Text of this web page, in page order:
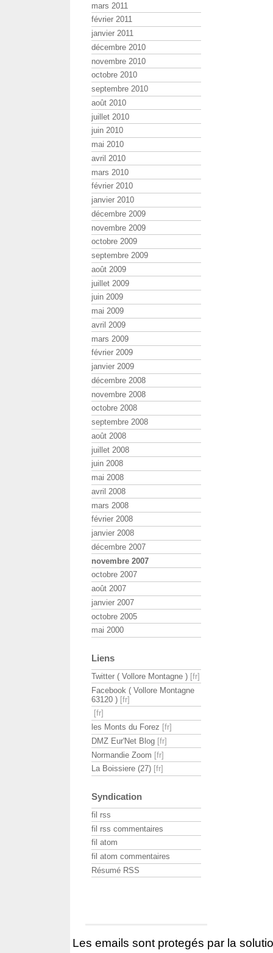
mars 2011
février 2011
janvier 2011
décembre 2010
novembre 2010
octobre 2010
septembre 2010
août 2010
juillet 2010
juin 2010
mai 2010
avril 2010
mars 2010
février 2010
janvier 2010
décembre 2009
novembre 2009
octobre 2009
septembre 2009
août 2009
juillet 2009
juin 2009
mai 2009
avril 2009
mars 2009
février 2009
janvier 2009
décembre 2008
novembre 2008
octobre 2008
septembre 2008
août 2008
juillet 2008
juin 2008
mai 2008
avril 2008
mars 2008
février 2008
janvier 2008
décembre 2007
novembre 2007
octobre 2007
août 2007
janvier 2007
octobre 2005
mai 2000
Liens
Twitter ( Vollore Montagne )
Facebook ( Vollore Montagne
63120 )
les Monts du Forez
DMZ Eur'Net Blog
Normandie Zoom
La Boissiere (27)
Syndication
fil rss
fil rss commentaires
fil atom
fil atom commentaires
Résumé RSS
Les emails sont protegés par la